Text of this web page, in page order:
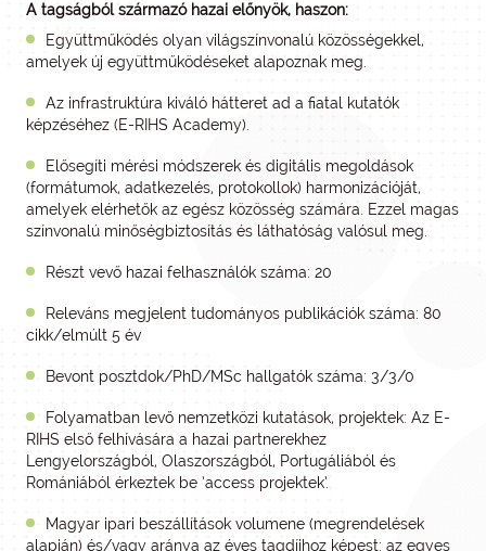
A tagságból származó hazai előnyök, haszon:
Együttműködés olyan világszínvonalú közösségekkel,
amelyek új együttműködéseket alapoznak meg.
Az infrastruktúra kiváló hátteret ad a fiatal kutatók
képzéséhez (E-RIHS Academy).
Elősegíti mérési módszerek és digitális megoldások
(formátumok, adatkezelés, protokollok) harmonizációját,
amelyek elérhetők az egész közösség számára. Ezzel magas
színvonalú minőségbiztosítás és láthatóság valósul meg.
Részt vevő hazai felhasználók száma: 20
Releváns megjelent tudományos publikációk száma: 80
cikk/elmúlt 5 év
Bevont posztdok/PhD/MSc hallgatók száma: 3/3/0
Folyamatban levő nemzetközi kutatások, projektek: Az E-
RIHS első felhívására a hazai partnerekhez
Lengyelországból, Olaszországból, Portugáliából és
Romániából érkeztek be ’access projektek’.
Magyar ipari beszállítások volumene (megrendelések
alapján) és/vagy aránya az éves tagdíjhoz képest: az egyes